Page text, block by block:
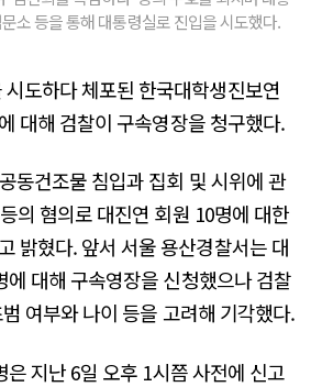
소 등을 통해 대통령실로 진입을 시도했다.
도하다 체포된 한국대학생진보연
대해 검찰이 구속영장을 청구했다.
동건조물 침입과 집회 및 시위에 관
의 혐의로 대진연 회원 10명에 대한
밝혔다. 앞서 서울 용산경찰서는 대
에 대해 구속영장을 신청했으나 검찰
여부와 나이 등을 고려해 기각했다.
은 지난 6일 오후 1시쯤 사전에 신고